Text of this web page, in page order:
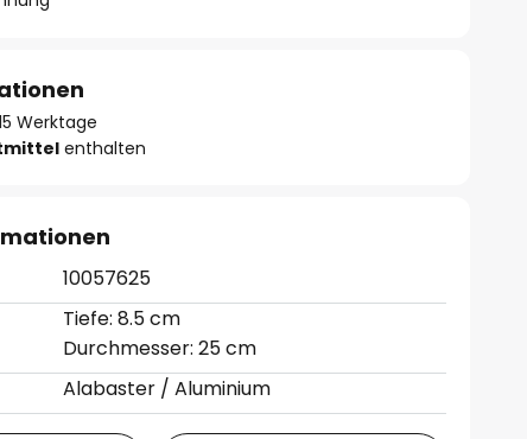
Werktage
enthalten
10057625
Tiefe: 8.5 cm
Durchmesser: 25 cm
Alabaster / Aluminium